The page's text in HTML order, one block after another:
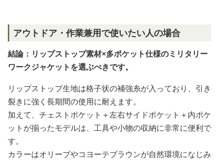
アウトドア・作業兼用で使いたい人の場合
結論：リップストップ素材×多ポケット仕様のミリタリー
ワークジャケットを選ぶべきです。
リップストップ生地は格子状の補強糸が入っており、引き
裂きに強く長期間の使用に耐えます。
加えて、チェストポケット＋左右サイドポケット＋内ポケ
ットが揃ったモデルは、工具や小物の収納に非常に便利で
す。
カラーはオリーブやコヨーテブラウンが自然環境になじみ